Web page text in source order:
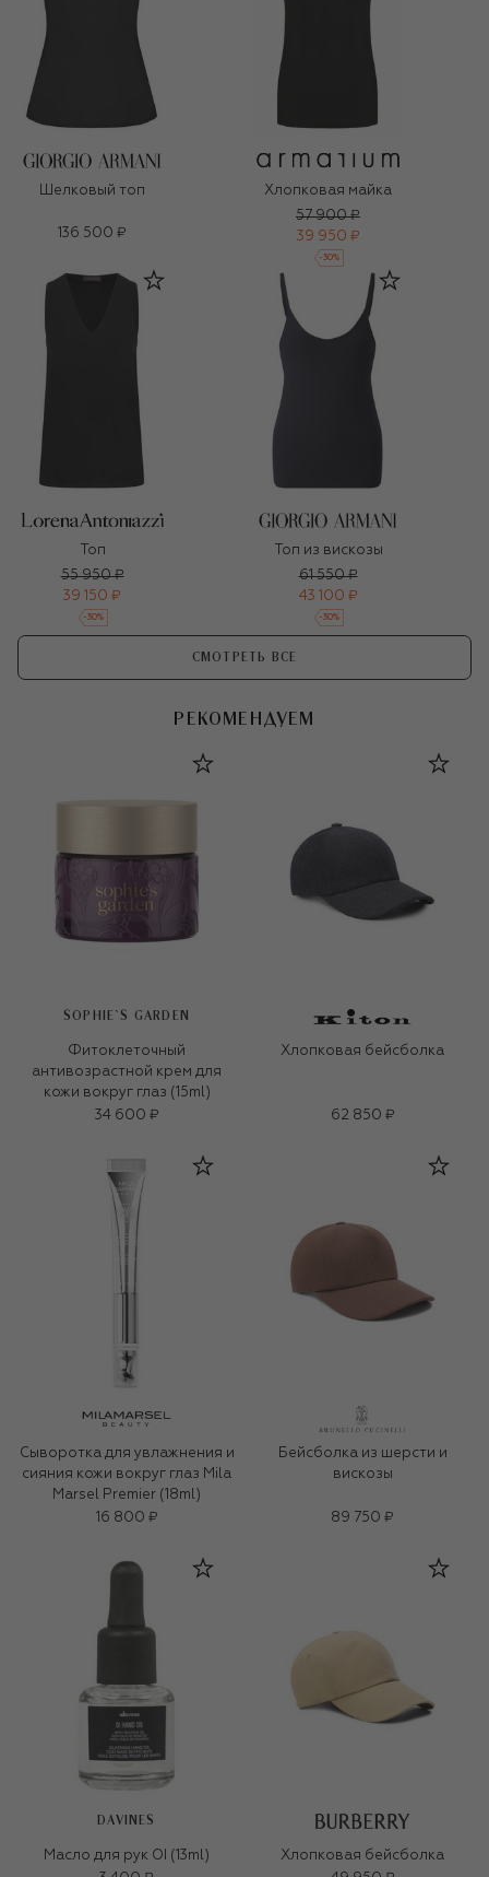
Шелковый топ
136 500 ₽
Хлопковая майка
57 900 ₽
39 950 ₽
-30%
Топ
55 950 ₽
39 150 ₽
-30%
Топ из вискозы
61 550 ₽
43 100 ₽
-30%
СМОТРЕТЬ ВСЕ
РЕКОМЕНДУЕМ
SOPHIE`S GARDEN
Фитоклеточный
антивозрастной крем для
кожи вокруг глаз (15ml)
34 600 ₽
Хлопковая бейсболка
62 850 ₽
Сыворотка для увлажнения и
сияния кожи вокруг глаз Mila
Marsel Premier (18ml)
16 800 ₽
Бейсболка из шерсти и
вискозы
89 750 ₽
DAVINES
Масло для рук OI (13ml)
Хлопковая бейсболка